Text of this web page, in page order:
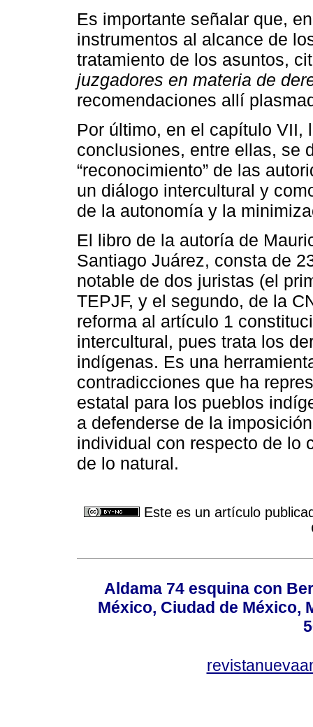
Es importante señalar que,
instrumentos al alcance de
tratamiento de los asuntos,
juzgadores en materia de
recomendaciones allí
Por último, en el capítulo VII,
conclusiones, entre ellas, se
“reconocimiento” de las
un diálogo intercultural y
de la autonomía y la
El libro de la autoría de
Santiago Juárez, consta de
notable de dos juristas (el
TEPJF, y el segundo, de la
reforma al artículo 1
intercultural, pues trata los
indígenas. Es una
contradicciones que ha
estatal para los pueblos
a defenderse de la
individual con respecto de lo
de lo natural.
Este es un artículo
Aldama 74 esquina con
México, Ciudad de México,